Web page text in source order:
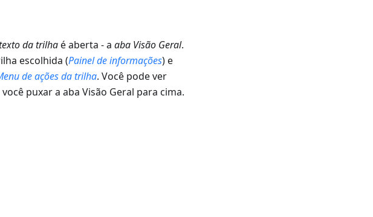
da trilhaé aberta - a aba Visão Geral.
escolhida (Painel de informações) e
de ações da trilha. Você pode ver
puxar a aba Visão Geral para cima.